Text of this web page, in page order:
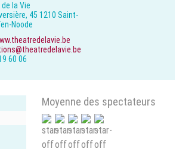
la Vie
45 1210 Saint-
Noode
60 06
Moyenne des spectateurs